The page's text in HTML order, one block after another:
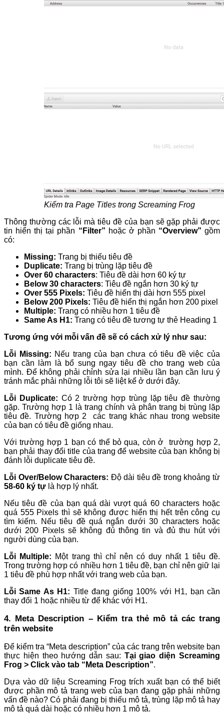
Kiểm tra Page Titles trong Screaming Frog
Thông thường các lỗi mà tiêu đề của bạn sẽ gặp phải được
tin hiển thị tại phần “Filter” hoặc ở phần “Overview” gồm
có:
Missing: Trang bị thiếu tiêu đề
Duplicate: Trang bị trùng lặp tiêu đề
Over 60 characters: Tiêu đề dài hơn 60 ký tự
Below30 characters: Tiêu đề ngắn hơn 30 ký tự
Over 555 Pixels: Tiêu đề hiển thị dài hơn 555 pixel
Below200 Pixels: Tiêu đề hiển thị ngắn hơn 200 pixel
Multiple: Trang có nhiều hơn 1 tiêu đề
Same As H1: Trang có tiêu đề tương tự thẻ Heading 1
Tương ứng với mỗi vấn đề sẽ có cách xử lý như sau:
Lỗi Missing: Nếu trang của bạn chưa có tiêu đề việc của
bạn cần làm là bổ sung ngay tiêu đề cho trang web của
mình. Để không phải chỉnh sửa lại nhiều lần bạn cần lưu ý
tránh mắc phải những lỗi tôi sẽ liệt kể ở dưới đây.
Lỗi Duplicate: Có 2 trường hợp trùng lặp tiêu đề thường
gặp. Trường hợp 1 là trang chính và phân trang bị trùng lặp
tiêu đề. Trường hợp 2 các trang khác nhau trong website
của bạn có tiêu đề giống nhau.
Với trường hợp 1 bạn có thể bỏ qua, còn ở trường hợp 2,
bạn phải thay đổi title của trang để website của bạn không bị
đánh lỗi duplicate tiêu đề.
Lỗi Over/Below Characters: Độ dài tiêu đề trong khoảng từ
58-60 ký tự là hợp lý nhất.
Nếu tiêu đề của bạn quá dài vượt quá 60 characters hoặc
quá 555 Pixels thì sẽ không được hiển thị hết trên công cụ
tìm kiếm. Nếu tiêu đề quá ngắn dưới 30 characters hoặc
dưới 200 Pixels sẽ không đủ thông tin và đủ thu hút với
người dùng của bạn.
Lỗi Multiple: Một trang thì chỉ nên có duy nhất 1 tiêu đề.
Trong trường hợp có nhiều hơn 1 tiêu đề, bạn chỉ nên giữ lại
1 tiêu đề phù hợp nhất với trang web của bạn.
Lỗi Same As H1: Title đang giống 100% với H1, bạn cần
thay đổi 1 hoặc nhiều từ để khác với H1.
4. Meta Description – Kiểm tra thẻ mô tả các trang
trên website
Để kiểm tra “Meta description” của các trang trên website bạn
thực hiện theo hướng dẫn sau: Tại giao diện Screaming
Frog > Click vào tab “Meta Description”.
Dựa vào dữ liệu Screaming Frog trích xuất bạn có thể biết
được phần mô tả trang web của bạn đang gặp phải những
vấn đề nào? Có phải đang bị thiếu mô tả, trùng lặp mô tả hay
mô tả quá dài hoặc có nhiều hơn 1 mô tả.